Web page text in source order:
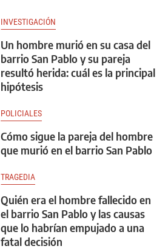
INVESTIGACIÓN
Un hombre murió en su casa del
barrio San Pablo y su pareja
resultó herida: cuál es la principal
hipótesis
POLICIALES
Cómo sigue la pareja del hombre
que murió en el barrio San Pablo
TRAGEDIA
Quién era el hombre fallecido en
el barrio San Pablo y las causas
que lo habrían empujado a una
fatal decisión